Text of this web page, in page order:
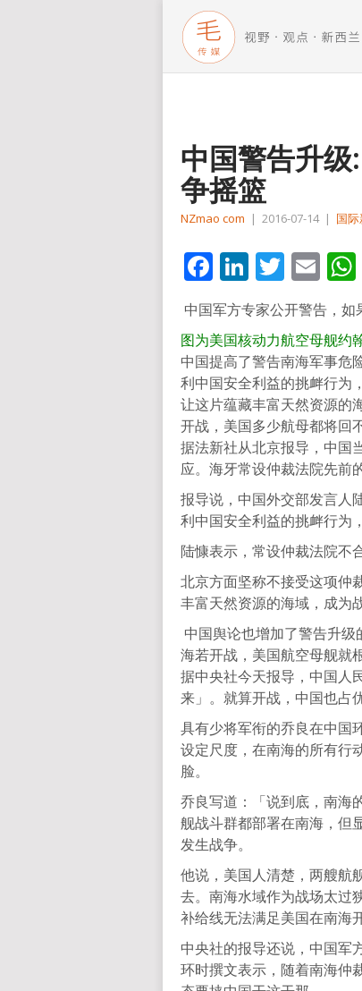
中国警告升
争摇篮
NZmao com | 2016-07-14 | 国
Facebook
中国军方专家公开警告，如
图为美国核动力航空母舰约
中国提高了警告南海军事危
利中国安全利益的挑衅行为
让这片蕴藏丰富天然资源的
开战，美国多少航母都将回
据法新社从北京报导，中国
应。海牙常设仲裁法院先前
报导说，中国外交部发言人
利中国安全利益的挑衅行为
陆慷表示，常设仲裁法院不
北京方面坚称不接受这项仲
丰富天然资源的海域，成为
中国舆论也增加了警告升
海若开战，美国航空母舰就
据中央社今天报导，中国人
来」。就算开战，中国也占
具有少将军衔的乔良在中国
设定尺度，在南海的所有行
脸。
乔良写道：「说到底，南海
舰战斗群都部署在南海，但
发生战争。
他说，美国人清楚，两艘航
去。南海水域作为战场太过
补给线无法满足美国在南海
中央社的报导还说，中国军
环时撰文表示，随着南海仲